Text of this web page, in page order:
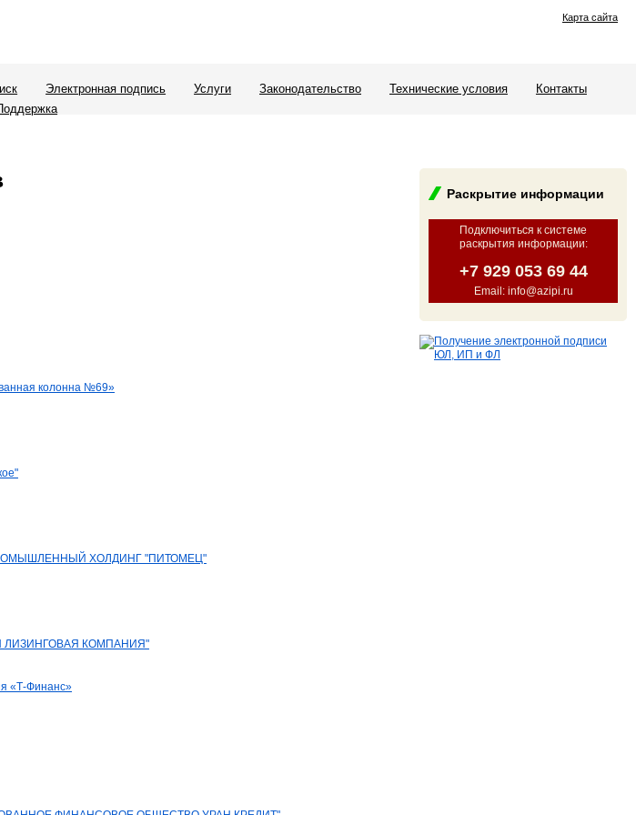
Карта сайта
Электронная подпись Услуги Законодательство Технические условия
Контакты
Раскрытие информации
Подключиться к системе
раскрытия информации:
+7 929 053 69 44
Email: info@azipi.ru
колонна №69»
ХОЛДИНГ "ПИТОМЕЦ"
ЛИЗИНГОВАЯ КОМПАНИЯ"
«Т-Финанс»